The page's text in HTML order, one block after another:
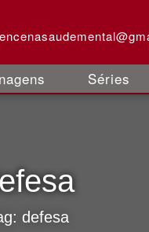
Séries
defesa